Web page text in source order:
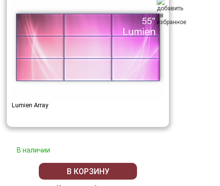
Lumien Array
В наличии
В КОРЗИНУ